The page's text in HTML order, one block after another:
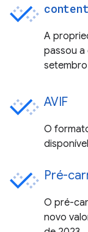
A
passou a
AVIF
O
Pré-
O pré-
novo